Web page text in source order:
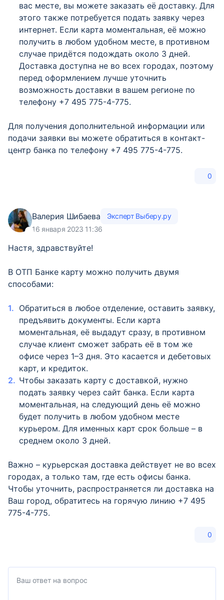
вас месте, вы можете заказать её доставку. Для
этого также потребуется подать заявку через
интернет. Если карта моментальная, её можно
получить в любом удобном месте, в противном
случае придётся подождать около 3 дней.
Доставка доступна не во всех городах, поэтому
перед оформлением лучше уточнить
возможность доставки в вашем регионе по
телефону +7 495 775-4-775.
Для получения дополнительной информации или
подачи заявки вы можете обратиться в контакт-
центр банка по телефону +7 495 775-4-775.
0
Валерия Шибаева
Эксперт Выберу.ру
16 января 2023 11:36
Настя, здравствуйте!
В ОТП Банке карту можно получить двумя
способами:
Обратиться в любое отделение, оставить заявку,
предъявить документы. Если карта
моментальная, её выдадут сразу, в противном
случае клиент сможет забрать её в том же
офисе через 1–3 дня. Это касается и дебетовых
карт, и кредиток.
Чтобы заказать карту с доставкой, нужно
подать заявку через сайт банка. Если карта
моментальная, на следующий день её можно
будет получить в любом удобном месте
курьером. Для именных карт срок больше – в
среднем около 3 дней.
Важно – курьерская доставка действует не во всех
городах, а только там, где есть офисы банка.
Чтобы уточнить, распространяется ли доставка на
Ваш город, обратитесь на горячую линию +7 495
775-4-775.
0